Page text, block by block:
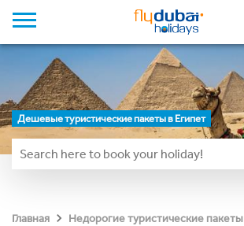
Дешевые туристические пакеты в Египет
Главная
Недорогие туристические пакеты